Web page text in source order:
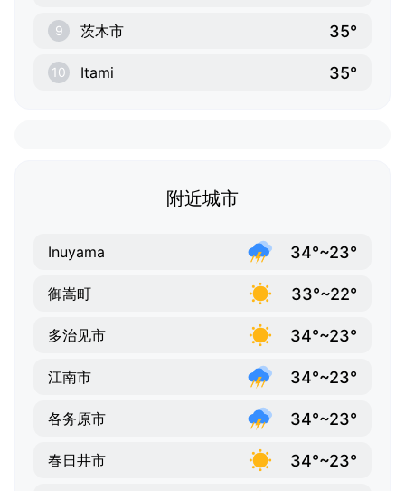
9 茨木市 35°
10 Itami 35°
附近城市
Inuyama 34°~23°
御嵩町 33°~22°
多治见市 34°~23°
江南市 34°~23°
各务原市 34°~23°
春日井市 34°~23°